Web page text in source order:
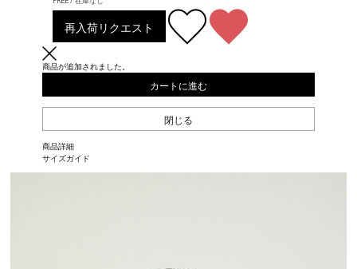
再入荷リクエスト
商品が追加されました。
カートに進む
閉じる
商品詳細
サイズガイド